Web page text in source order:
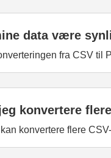
data være
fra CSV til
konvertere
konvertere flere